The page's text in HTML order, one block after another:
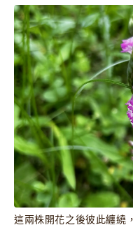
這兩株開花之後彼此纏繞